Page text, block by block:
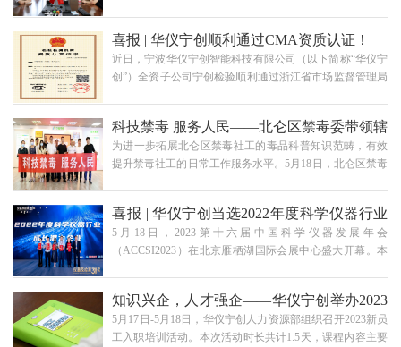
和创办华仪宁创的背景向与会嘉宾作了简要分享。他特…
路红教授，并送上诚挚的节日问候与祝福。科技工作者慰
问座谈会慰问座谈会上，公司总经理闻路红教授向蒋书记
一行详细汇报了华仪宁创的业务发展情况。他特别介绍，
已获得良好的社会效益和经济效益。自今年起，华仪宁…
喜报 | 华仪宁创顺利通过CMA资质认证！
近日，宁波华仪宁创智能科技有限公司（以下简称“华仪宁
创”）全资子公司宁创检验顺利通过浙江省市场监督管理局
人员专业性的充分肯定，标志着华仪宁创的检测水平迈上
了一个全新台阶，能为用户提供更加专业且全面的检测服
务。宁创检验CMA资质认定证书CMA资质的顺利通过，一
拓展检测领域范围，为食药环、禁毒提供有力的检测保
障…
科技禁毒 服务人民——北仑区禁毒委带领辖
区社工前往华仪宁创参观学习
为进一步拓展北仑区禁毒社工的毒品科普知识范畴，有效
提升禁毒社工的日常工作服务水平。5月18日，北仑区禁毒
加深入地学习到我国毒品现状以及禁毒技术的创新发展，
为日后北仑区吸毒人员管控服务工作奠定坚实基础。考察
团合影华仪宁创副总经理毕磊热情接待北仑区考察团，并
国家、公安部及省市重点科技项目的支持下研制了多项
高…
喜报 | 华仪宁创当选2022年度科学仪器行业
「成长潜力企业」
5月18日，2023第十六届中国科学仪器发展年会
（ACCSI2023）在北京雁栖湖国际会展中心盛大开幕。本
再创新高。华仪宁创作为国内科学仪器自主创新企业，受
邀参加本次科学仪器发展年会。大会当晚，中国科学仪器
行业“成长潜力企业奖” 评选活动结果揭晓，华仪宁创最终
知识兴企，人才强企——华仪宁创举办2023
新员工入职培训活动
5月17日-5月18日，华仪宁创人力资源部组织召开2023新员
工入职培训活动。本次活动时长共计1.5天，课程内容主要